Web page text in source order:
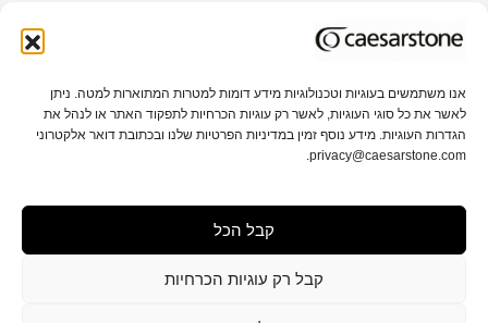
אנו משתמשים בעוגיות וטכנולוגיות מידע דומות למטרות המתוארות למטה. ניתן
לאשר את כל סוגי העוגיות, לאשר רק עוגיות הכרחיות לתפקוד האתר או לנהל את
הגדרות העוגיות. מידע נוסף זמין במדיניות הפרטיות שלנו ובכתובת דואר אלקטרוני
privacy@caesarstone.com.
קבל הכל
קבל רק עוגיות הכרחיות
החברה או אצל סיטונאי קרוב.
אודות אבן קיסר תקני איכות וקיימות